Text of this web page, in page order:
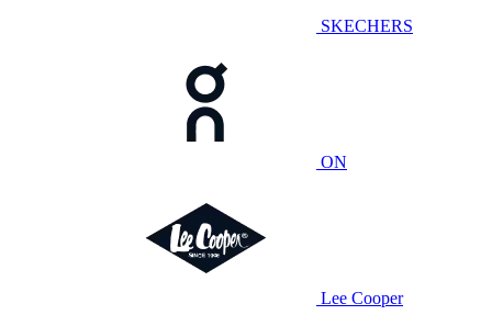
SKECHERS
ON
Lee Cooper